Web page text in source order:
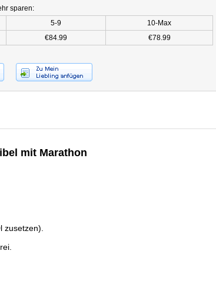
sparen:
5-9
10-Max
€84.99 €78.99
mit Marathon